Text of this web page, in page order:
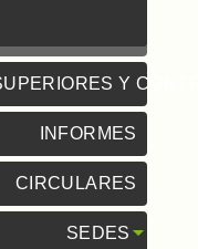
Y
INFORMES
CIRCULARES
SEDES